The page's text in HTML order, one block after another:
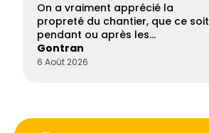
On a vraiment apprécié la
propreté du chantier, que ce soit
pendant ou après les…
Gontran
6 Août 2026